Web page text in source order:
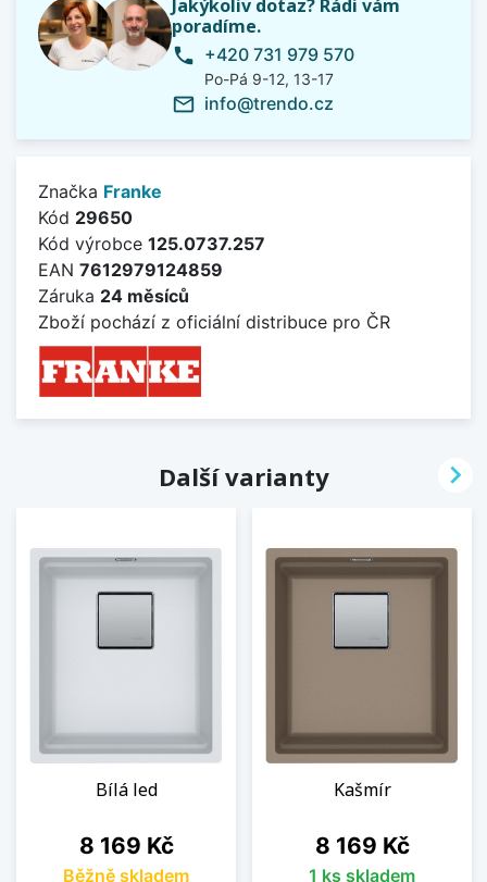
Jakýkoliv dotaz? Rádi vám
poradíme.
phone +420 731 979 570
Po-Pá 9-12, 13-17
mail_outline info@trendo.cz
Značka Franke
Kód 29650
Kód výrobce 125.0737.257
EAN 7612979124859
Záruka 24 měsíců
Zboží pochází z oficiální distribuce pro ČR
Další varianty
Bílá led
Cena
8 169 Kč
Běžně skladem
Kašmír
Cena
8 169 Kč
1 ks skladem
